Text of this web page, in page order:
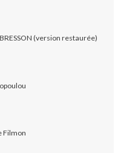
(version restaurée)
Filmon